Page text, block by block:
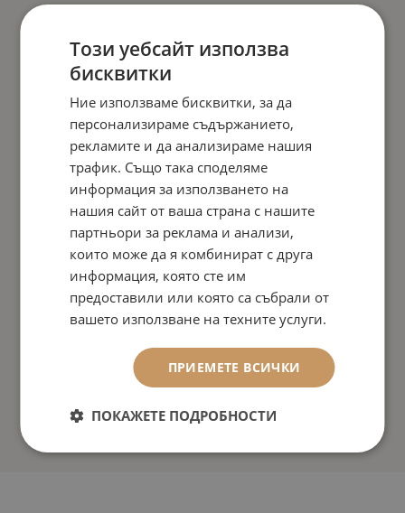
Този уебсайт използва
бисквитки
Ние използваме бисквитки, за да
персонализираме съдържанието,
рекламите и да анализираме нашия
трафик. Също така споделяме
информация за използването на
нашия сайт от ваша страна с нашите
партньори за реклама и анализи,
които може да я комбинират с друга
информация, която сте им
предоставили или която са събрали от
вашето използване на техните услуги.
ПРИЕМЕТЕ ВСИЧКИ
ПОКАЖЕТЕ ПОДРОБНОСТИ